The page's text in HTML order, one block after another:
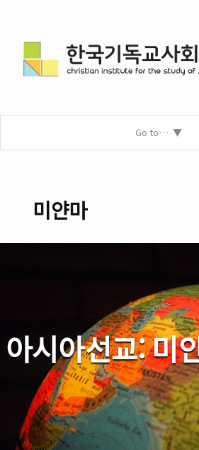
Go to…
미얀마
아시아선교: 미